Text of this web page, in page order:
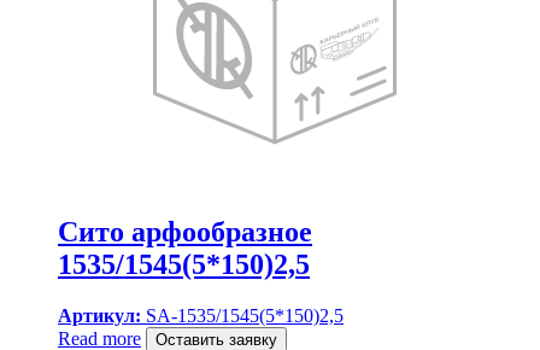
Сито арфообразное
1535/1545(5*150)2,5
Артикул: SA-1535/1545(5*150)2,5
Read more
Оставить заявку